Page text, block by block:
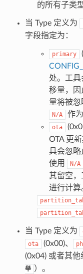
的所有子类型
当 Type 定义为
字段指定为：
primary
处。工
移量，因
量将被忽
N/A 作
ota
OTA 更
具会忽略
使用
N/A
其留空，
进行计算
当 Type 定义为
ota (0x00)、
(0x04) 或者其
举 ）。